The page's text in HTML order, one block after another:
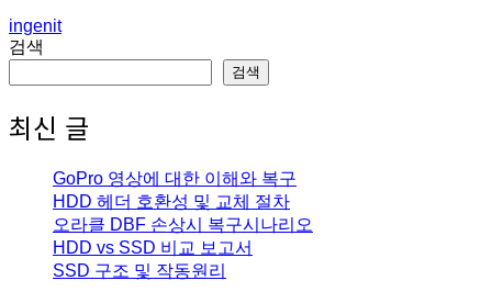
An
article
by
ingenit
검색
검색
최신 글
GoPro 영상에 대한 이해와 복구
HDD 헤더 호환성 및 교체 절차
오라클 DBF 손상시 복구시나리오
HDD vs SSD 비교 보고서
SSD 구조 및 작동원리